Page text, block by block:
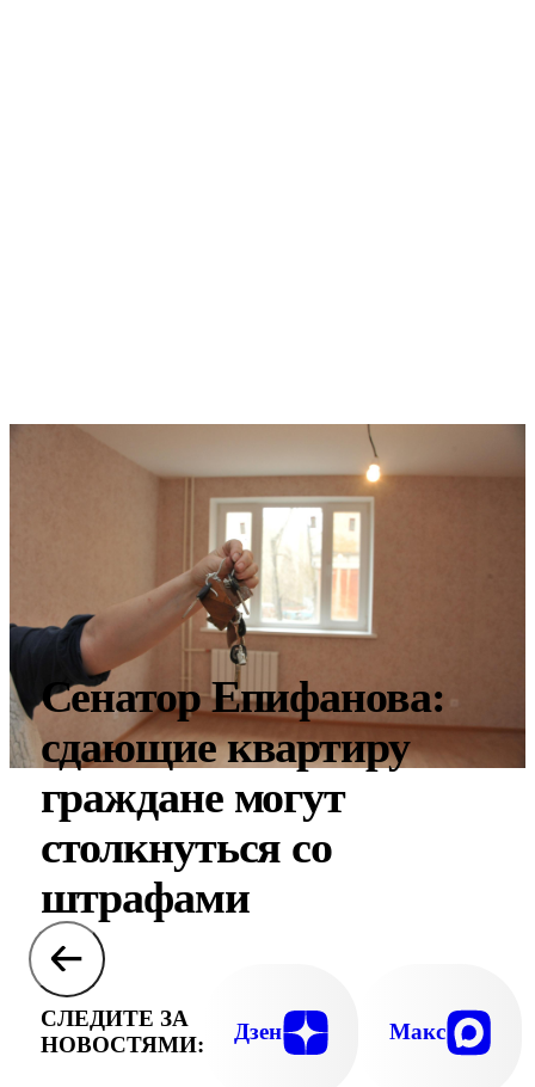
Сенатор Епифанова:
сдающие квартиру
граждане могут
столкнуться со
штрафами
СЛЕДИТЕ ЗА
НОВОСТЯМИ:
Дзен Макс